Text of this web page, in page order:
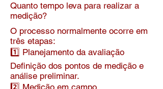
Quanto tempo leva para realizar a
medição?
O processo normalmente ocorre em
três etapas:
1️⃣ Planejamento da avaliação
Definição dos pontos de medição e
análise preliminar.
2️⃣ Medição em campo